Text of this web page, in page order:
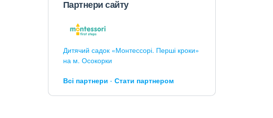
Партнери сайту
Дитячий садок «Монтессорі. Перші кроки»
на м. Осокорки
Всі партнери Стати партнером